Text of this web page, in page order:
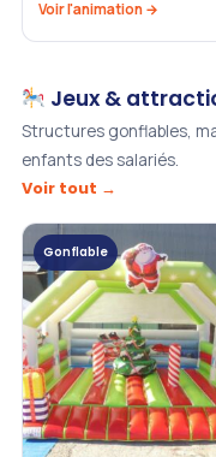
Voir l'animation →
Jeux &
Structures gonflables,
enfants des salariés.
Voir tout →
Gonflable